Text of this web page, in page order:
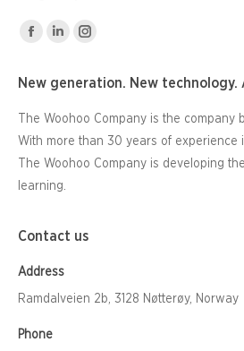
opens
in
new
window
opens
in
new
window
opens
in
new
window
New generation. New
The Woohoo Company is the company
With more than 30 years of experience
The Woohoo Company is developing
learning.
Contact us
Address
Ramdalveien 2b, 3128 Nøtterøy, Norway
Phone